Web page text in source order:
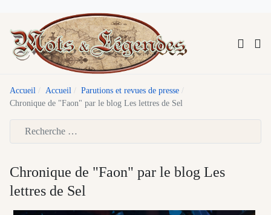
Accueil Accueil
Parutions et revues de presse
Chronique de "Faon" par le blog Les lettres de Sel
Chronique de "Faon" par le blog Les
lettres de Sel